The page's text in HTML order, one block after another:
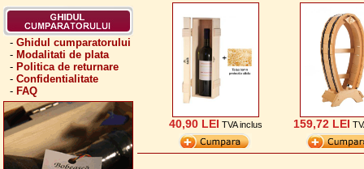
- Ghidul cumparatorului
- Modalitati de plata
- Politica de returnare
- Confidentialitate
- FAQ
40,90 LEI TVA inclus 159,72 LEI